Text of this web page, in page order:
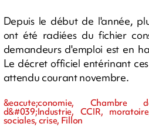
Depuis le début de l'année,
ont été radiées du fichier
demandeurs d'emploi est en
Le décret officiel entérinant
attendu courant novembre.
&eacute;conomie,
d&#039;Industrie, CCIR,
sociales, crise, Fillon